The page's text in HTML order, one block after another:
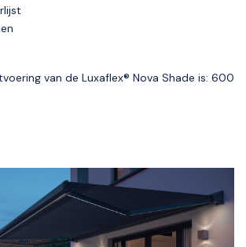
van de Luxaflex® Nova Shade is: 600